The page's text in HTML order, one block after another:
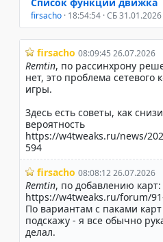
Список функций движка
firsacho · 18:54:54 · СБ 31.01.2026